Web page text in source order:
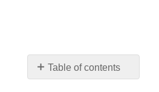
Table of contents